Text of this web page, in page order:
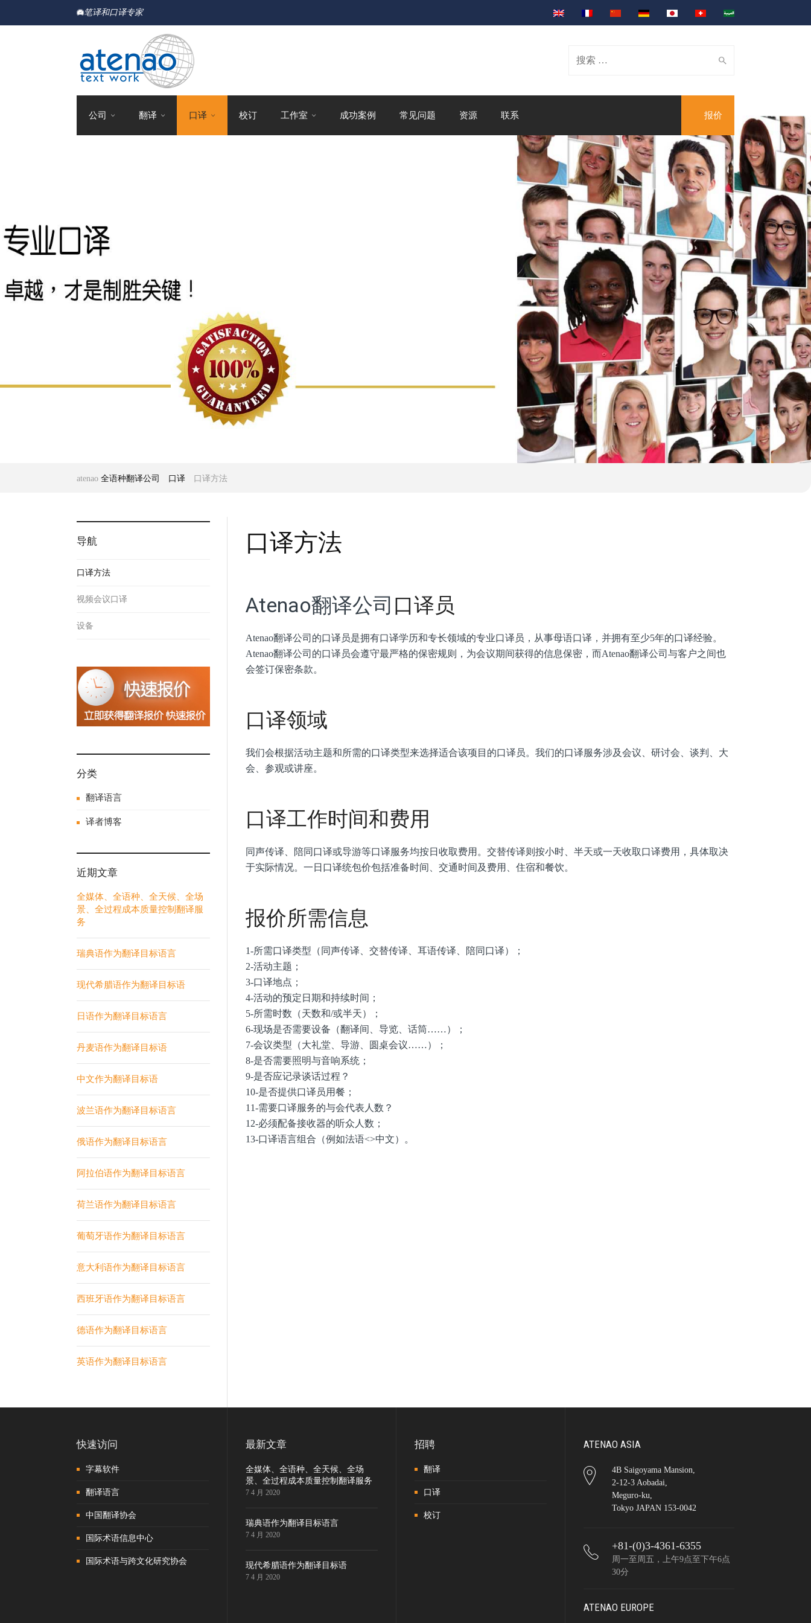
笔译和口译专家
Search
公司 翻译 口译 校订 工作室 成功案例 常见问题 资源 联系 报价
atenao 全语种翻译公司 口译 口译方法
口译方法
Atenao翻译公司 口译员
Atenao翻译公司的口译员是拥有口译学历和专长领域的专业口译员，从事母语口译，并拥有至少5年的口译经验。
Atenao翻译公司的口译员会遵守最严格的保密规则，为会议期间获得的信息保密，而Atenao翻译公司与客户之间也
会签订保密条款。
口译领域
我们会根据活动主题和所需的口译类型来选择适合该项目的口译员。我们的口译服务涉及会议、研讨会、谈判、大
会、参观或讲座。
口译工作时间和费用
同声传译、陪同口译或导游等口译服务均按日收取费用。交替传译则按小时、半天或一天收取口译费用，具体取决
于实际情况。一日口译统包价包括准备时间、交通时间及费用、住宿和餐饮。
报价所需信息
1-所需口译类型（同声传译、交替传译、耳语传译、陪同口译）；
2-活动主题；
3-口译地点；
4-活动的预定日期和持续时间；
5-所需时数（天数和/或半天）；
6-现场是否需要设备（翻译间、导览、话筒……）；
7-会议类型（大礼堂、导游、圆桌会议……）；
8-是否需要照明与音响系统；
9-是否应记录谈话过程？
10-是否提供口译员用餐；
11-需要口译服务的与会代表人数？
12-必须配备接收器的听众人数；
13-口译语言组合（例如法语<>中文）。
导航
口译方法
视频会议口译
设备
分类
翻译语言
译者博客
近期文章
全媒体、全语种、全天候、全场
景、全过程成本质量控制翻译服
务
瑞典语作为翻译目标语言
现代希腊语作为翻译目标语
日语作为翻译目标语言
丹麦语作为翻译目标语
中文作为翻译目标语
波兰语作为翻译目标语言
俄语作为翻译目标语言
阿拉伯语作为翻译目标语言
荷兰语作为翻译目标语言
葡萄牙语作为翻译目标语言
意大利语作为翻译目标语言
西班牙语作为翻译目标语言
德语作为翻译目标语言
英语作为翻译目标语言
快速访问
字幕软件
翻译语言
中国翻译协会
国际术语信息中心
国际术语与跨文化研究协会
最新文章
全媒体、全语种、全天候、全场
景、全过程成本质量控制翻译服务
7 4 月 2020
瑞典语作为翻译目标语言
7 4 月 2020
现代希腊语作为翻译目标语
7 4 月 2020
招聘
翻译
口译
校订
ATENAO ASIA
4B Saigoyama Mansion,
2-12-3 Aobadai,
Meguro-ku,
Tokyo JAPAN 153-0042
+81-(0)3-4361-6355
周一至周五，上午9点至下午6点
30分
ATENAO EUROPE